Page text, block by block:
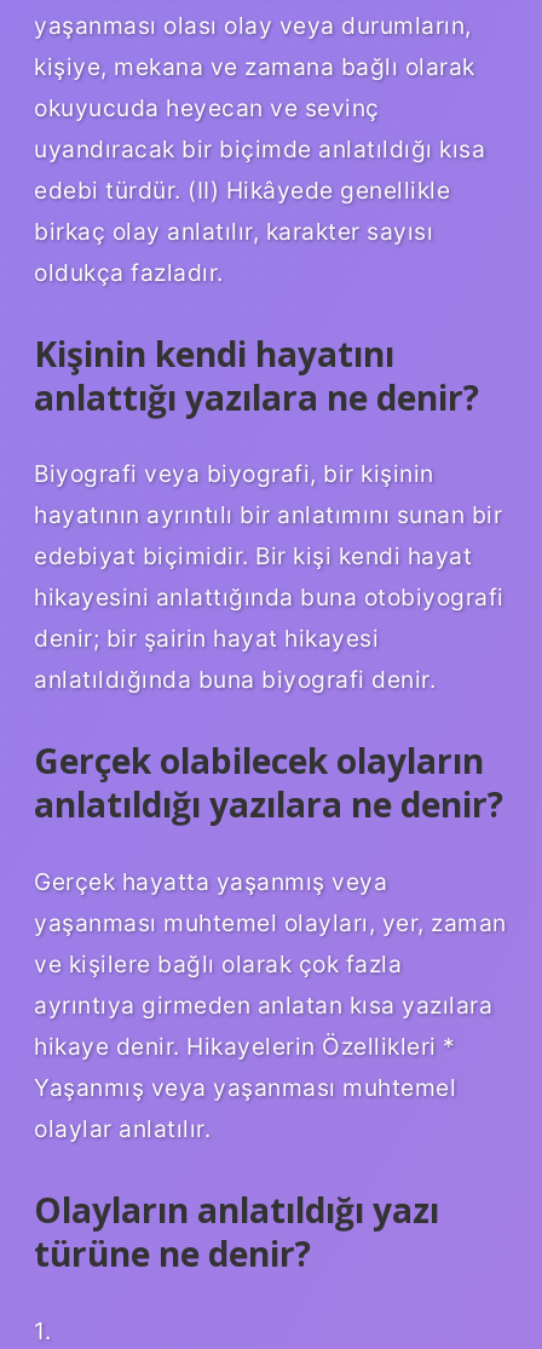
yaşanması olası olay veya durumların,
kişiye, mekana ve zamana bağlı olarak
okuyucuda heyecan ve sevinç
uyandıracak bir biçimde anlatıldığı kısa
edebi türdür. (II) Hikâyede genellikle
birkaç olay anlatılır, karakter sayısı
oldukça fazladır.
Kişinin kendi hayatını
anlattığı yazılara ne denir?
Biyografi veya biyografi, bir kişinin
hayatının ayrıntılı bir anlatımını sunan bir
edebiyat biçimidir. Bir kişi kendi hayat
hikayesini anlattığında buna otobiyografi
denir; bir şairin hayat hikayesi
anlatıldığında buna biyografi denir.
Gerçek olabilecek olayların
anlatıldığı yazılara ne denir?
Gerçek hayatta yaşanmış veya
yaşanması muhtemel olayları, yer, zaman
ve kişilere bağlı olarak çok fazla
ayrıntıya girmeden anlatan kısa yazılara
hikaye denir. Hikayelerin Özellikleri *
Yaşanmış veya yaşanması muhtemel
olaylar anlatılır.
Olayların anlatıldığı yazı
türüne ne denir?
1.